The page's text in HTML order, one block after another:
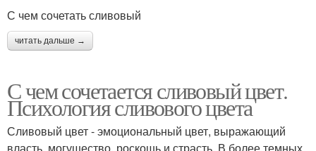
С чем сочетать сливовый
читать дальше →
С чем сочетается сливовый цвет.
Психология сливового цвета
Сливовый цвет - эмоциональный цвет, выражающий